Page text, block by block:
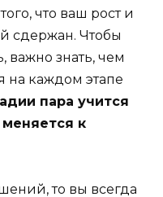
что ваш рост и
сдержан. Чтобы
важно знать, чем
на каждом этапе
пара учится
к
то вы всегда